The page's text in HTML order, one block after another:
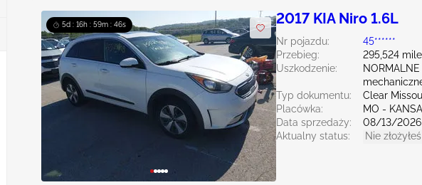
5d : 16h : 59m : 45s 2017 KIA Niro 1.6L
Nr pojazdu:
45******
Przebieg:
295,524 mile
Uszkodzenie:
Typ dokumentu:
Clear
Placówka:
MO -
Data sprzedaży:
08/13/2026
Aktualny status:
Nie